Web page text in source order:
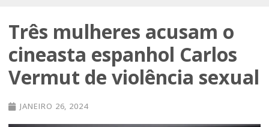
Três mulheres acusam o
cineasta espanhol Carlos
Vermut de violência sexual
JANEIRO 26, 2024